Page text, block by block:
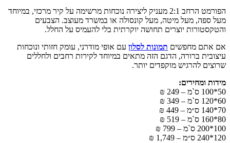
הפורמט הרחב 2:1 מעניק ליצירה נוכחות מרשימה על קיר מרכזי, במיוחד
מעל ספה, מעל מיטה, מעל קונסולה או במשרד מעוצב. הצבעים
והטקסטורות יוצרים תחושה יוקרתית בלי להעמיס על החלל.
אם אתם מחפשים תמונות לסלון עם אופי מודרני, עומק חזותי ונוכחות
עיצובית ברורה, הדגם הזה מתאים במיוחד לקירות רחבים ולחללים
שרוצים להרגיש מוקפדים יותר.
מידות ומחירים:
50*100 ס`מ – 249 ₪
60*120 ס`מ – 349 ₪
70*140 ס״מ – 449 ₪
80*160 ס`מ – 519 ₪
100*200 ס`מ – 799 ₪
120*240 ס״מ – 1,749 ₪